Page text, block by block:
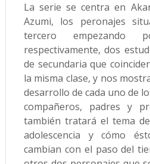
La serie se centra en
Azumi, los peronajes
tercero empezando
respectivamente, dos
de secundaria que
la misma clase, y nos
desarrollo de cada uno de
compañeros, padres y
también tratará el tema
adolescencia y cómo
cambian con el paso del